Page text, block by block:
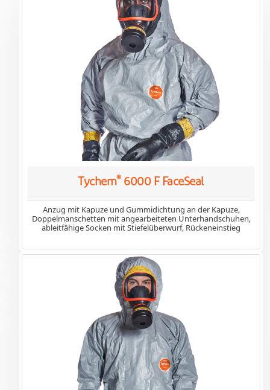
Tychem®6000 F FaceSeal
Anzug mit Kapuze und Gummidichtung an der Kapuze,
Doppelmanschetten mit angearbeiteten Unterhandschuhen,
ableitfähige Socken mit Stiefelüberwurf, Rückeneinstieg